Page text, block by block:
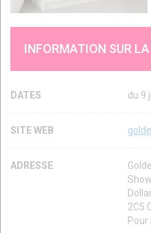
INFORMATION SUR
DATES du 9
SITE WEB
ADRESSE
2C5